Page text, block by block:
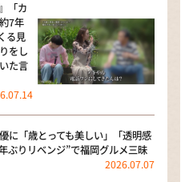
「カ
7年
る見
をし
た言
に「歳とっても美しい」「透明感
ぶりリベンジ”で福岡グルメ三昧
2026.07.07